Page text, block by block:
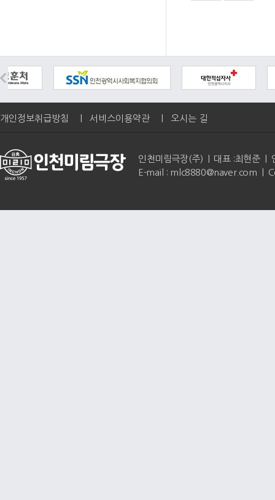
개인정보취급방침 서비스이용약관 오시는 길
인천미림극장(주) | 대표 :최현준 |
E-mail : mlc8880@naver.com |